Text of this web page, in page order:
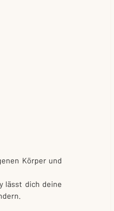
Körper und
lässt dich deine